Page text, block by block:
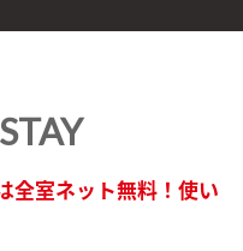
全室ネット無料！使い